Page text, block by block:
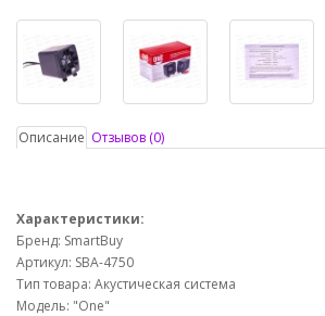
Описание Отзывов (0)
Характеристики:
Бренд: SmartBuy
Артикул: SBA-4750
Тип товара: Акустическая система
Модель: "One"